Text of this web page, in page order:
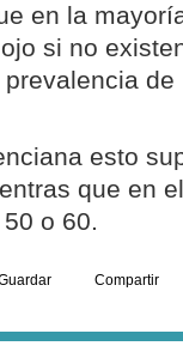
en la
si no
esto
que en
o 60.
Compartir